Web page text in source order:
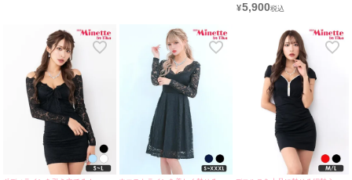
用/S~XXLサイズ対応) |
¥5,900